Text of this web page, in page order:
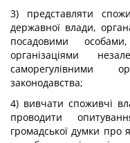
3) представляти
державної влади,
посадовими
організаціями
саморегулівними
законодавства;
4) вивчати споживчі
проводити
громадської думки про